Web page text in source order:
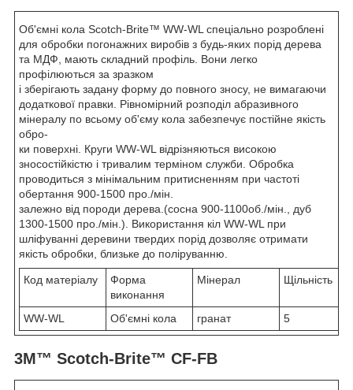
Об'ємні кола Scotch-Brite™ WW-WL спеціально розроблені
для обробки погонажних виробів з будь-яких порід дерева
та МДФ, мають складний профіль. Вони легко
профілюються за зразком
і зберігають задану форму до повного зносу, не вимагаючи
додаткової правки. Рівномірний розподіл абразивного
мінералу по всьому об'єму кола забезпечує постійне якість
обро-
ки поверхні. Круги WW-WL відрізняються високою
зносостійкістю і тривалим терміном служби. Обробка
проводиться з мінімальним притисненням при частоті
обертання 900-1500 про./мін.
залежно від породи дерева.(сосна 900-1100об./мін., дуб
1300-1500 про./мін.). Використання кіл WW-WL при
шліфуванні деревини твердих порід дозволяє отримати
якість обробки, близьке до поліруванню.
Код матеріалу
Форма
виконання
Мінерал Щільність
WW-WL Об'ємні кола гранат 5
3M™ Scotch-Brite™ CF-FB